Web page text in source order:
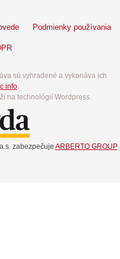
Podmienky používania
sú vyhradené a vykonáva ich
info.
na technológií Wordpress.
zabezpečuje ARBERTO GROUP